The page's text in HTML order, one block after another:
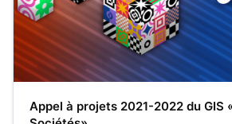
Appel à projets 2021-2022 du GIS